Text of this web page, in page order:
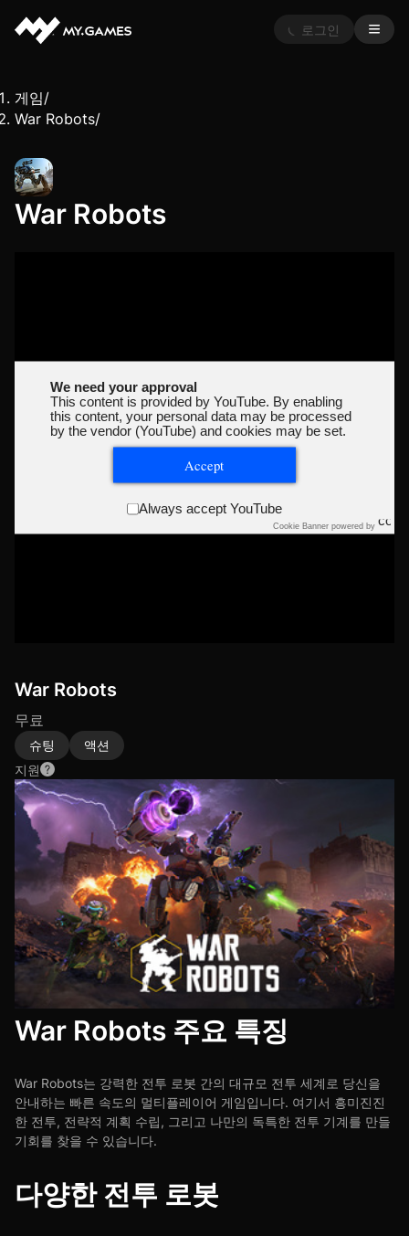
로그인
게임/
War Robots/
War Robots
We need your approval
This content is provided by YouTube. By enabling
this content, your personal data may be processed
by the vendor (YouTube) and cookies may be set.
Accept
Always accept YouTube
Cookie Banner powered by
War Robots
무료
슈팅
액션
지원
War Robots 주요 특징
War Robots는 강력한 전투 로봇 간의 대규모 전투 세계로 당신을
안내하는 빠른 속도의 멀티플레이어 게임입니다. 여기서 흥미진진
한 전투, 전략적 계획 수립, 그리고 나만의 독특한 전투 기계를 만들
기회를 찾을 수 있습니다.
다양한 전투 로봇